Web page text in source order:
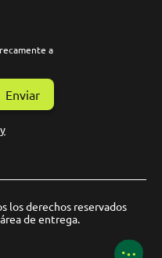
a
Enviar
los derechos reservados
de entrega.